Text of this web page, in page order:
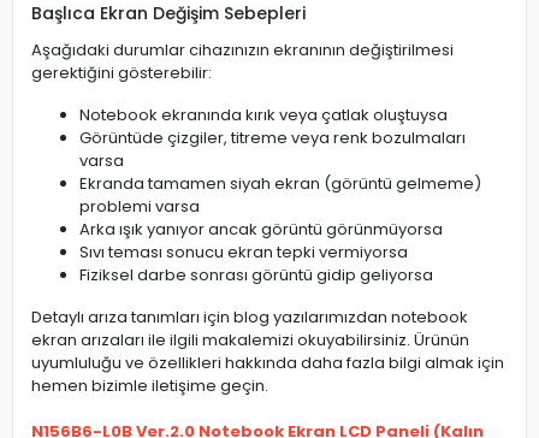
Başlıca Ekran Değişim Sebepleri
Aşağıdaki durumlar cihazınızın ekranının değiştirilmesi
gerektiğini gösterebilir:
Notebook ekranında kırık veya çatlak oluştuysa
Görüntüde çizgiler, titreme veya renk bozulmaları
varsa
Ekranda tamamen siyah ekran (görüntü gelmeme)
problemi varsa
Arka ışık yanıyor ancak görüntü görünmüyorsa
Sıvı teması sonucu ekran tepki vermiyorsa
Fiziksel darbe sonrası görüntü gidip geliyorsa
Detaylı arıza tanımları için blog yazılarımızdan notebook
ekran arızaları ile ilgili makalemizi okuyabilirsiniz. Ürünün
uyumluluğu ve özellikleri hakkında daha fazla bilgi almak için
hemen bizimle iletişime geçin.
N156B6-L0B Ver.2.0 Notebook Ekran LCD Paneli (Kalın